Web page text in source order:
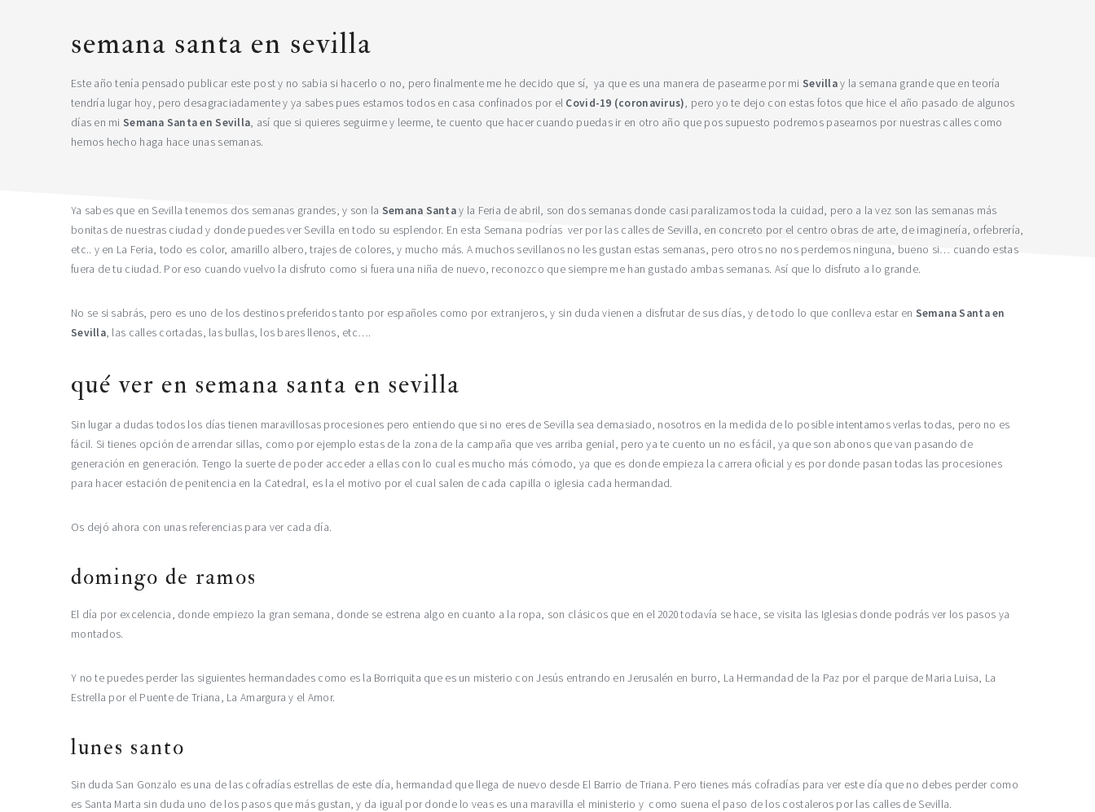
semana santa en sevilla
Este año tenía pensado publicar este post y no sabia si hacerlo o no, pero finalmente me he decido que sí, ya que es una manera de pasearme por mi Sevillay la semana grande que en teoría
tendría lugar hoy, pero desagraciadamente y ya sabes pues estamos todos en casa confinados por el Covid-19 (coronavirus), pero yo te dejo con estas fotos que hice el año pasado de algunos
días en mi Semana Santa en Sevilla, así que si quieres seguirme y leerme, te cuento que hacer cuando puedas ir en otro año que pos supuesto podremos pasearnos por nuestras calles como
hemos hecho haga hace unas semanas.
Ya sabes que en Sevilla tenemos dos semanas grandes, y son la Semana Santay la Feria de abril, son dos semanas donde casi paralizamos toda la cuidad, pero a la vez son las semanas más
bonitas de nuestras ciudad y donde puedes ver Sevilla en todo su esplendor. En esta Semana podrías ver por las calles de Sevilla, en concreto por el centro obras de arte, de imaginería, orfebrería,
etc.. y en La Feria, todo es color, amarillo albero, trajes de colores, y mucho más. A muchos sevillanos no les gustan estas semanas, pero otros no nos perdemos ninguna, bueno si… cuando estas
fuera de tu ciudad. Por eso cuando vuelvo la disfruto como si fuera una niña de nuevo, reconozco que siempre me han gustado ambas semanas. Así que lo disfruto a lo grande.
No se si sabrás, pero es uno de los destinos preferidos tanto por españoles como por extranjeros, y sin duda vienen a disfrutar de sus días, y de todo lo que conlleva estar en Semana Santa en
Sevilla, las calles cortadas, las bullas, los bares llenos, etc….
qué ver en semana santa en sevilla
Sin lugar a dudas todos los días tienen maravillosas procesiones pero entiendo que si no eres de Sevilla sea demasiado, nosotros en la medida de lo posible intentamos verlas todas, pero no es
fácil. Si tienes opción de arrendar sillas, como por ejemplo estas de la zona de la campaña que ves arriba genial, pero ya te cuento un no es fácil, ya que son abonos que van pasando de
generación en generación. Tengo la suerte de poder acceder a ellas con lo cual es mucho más cómodo, ya que es donde empieza la carrera oficial y es por donde pasan todas las procesiones
para hacer estación de penitencia en la Catedral, es la el motivo por el cual salen de cada capilla o iglesia cada hermandad.
Os dejó ahora con unas referencias para ver cada día.
domingo de ramos
El día por excelencia, donde empiezo la gran semana, donde se estrena algo en cuanto a la ropa, son clásicos que en el 2020 todavía se hace, se visita las Iglesias donde podrás ver los pasos ya
montados.
Y no te puedes perder las siguientes hermandades como es la Borriquita que es un misterio con Jesús entrando en Jerusalén en burro, La Hermandad de la Paz por el parque de Maria Luisa, La
Estrella por el Puente de Triana, La Amargura y el Amor.
lunes santo
Sin duda San Gonzalo es una de las cofradías estrellas de este día, hermandad que llega de nuevo desde El Barrio de Triana. Pero tienes más cofradías para ver este día que no debes perder como
es Santa Marta sin duda uno de los pasos que más gustan, y da igual por donde lo veas es una maravilla el ministerio y como suena el paso de los costaleros por las calles de Sevilla.